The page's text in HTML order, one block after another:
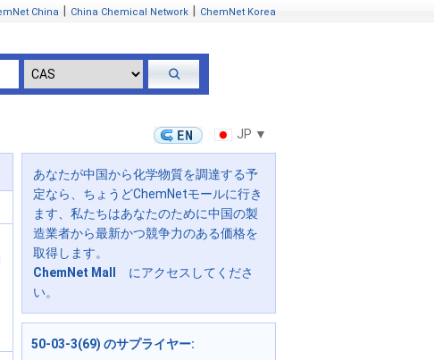
China China Chemical Network ChemNet Korea
JP ▼
あなたが中国から化学物質を調達する予
定なら、ちょうどChemNetモールに行き
ます、私たちはあなたのために中国の製
造業者から最新かつ競争力のある価格を
取得します。
ChemNet Mall
にアクセスしてくださ
い。
50-03-3(69) のサプライヤー: